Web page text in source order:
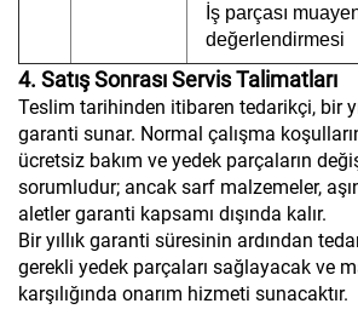
İş parçası
değerlendirmesi
4. Satış Sonrası Servis Talimatları
Teslim tarihinden itibaren tedarikçi, bir
garanti sunar. Normal çalışma
ücretsiz bakım ve yedek parçaların
sorumludur; ancak sarf malzemeler,
aletler garanti kapsamı dışında kalır.
Bir yıllık garanti süresinin ardından
gerekli yedek parçaları sağlayacak ve
karşılığında onarım hizmeti sunacaktır.